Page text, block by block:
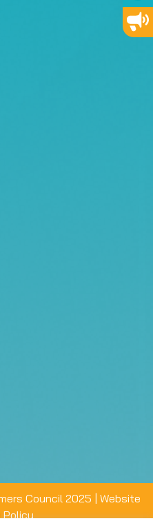
Council 2025 | Website
Policy